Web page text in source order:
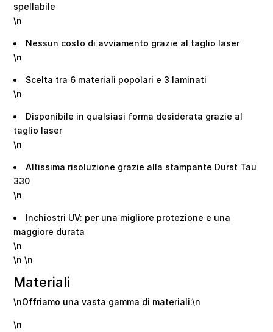
spellabile
\n
Nessun costo di avviamento grazie al taglio laser
\n
Scelta tra 6 materiali popolari e 3 laminati
\n
Disponibile in qualsiasi forma desiderata grazie al
taglio laser
\n
Altissima risoluzione grazie alla stampante Durst Tau
330
\n
Inchiostri UV: per una migliore protezione e una
maggiore durata
\n
\n \n
Materiali
\nOffriamo una vasta gamma di materiali:\n
\n